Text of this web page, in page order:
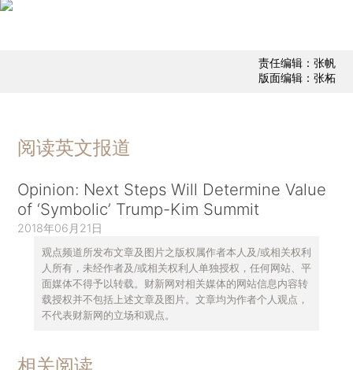
责任编辑：张帆
版面编辑：张柘
阅读英文报道
Opinion: Next Steps Will Determine Value
of ‘Symbolic’ Trump-Kim Summit
2018年06月21日
观点频道所发布文章及图片之版权属作者本人及/或相关权利
人所有，未经作者及/或相关权利人单独授权，任何网站、平
面媒体不得予以转载。财新网对相关媒体的网站信息内容转
载授权并不包括上述文章及图片。文章均为作者个人观点，
不代表财新网的立场和观点。